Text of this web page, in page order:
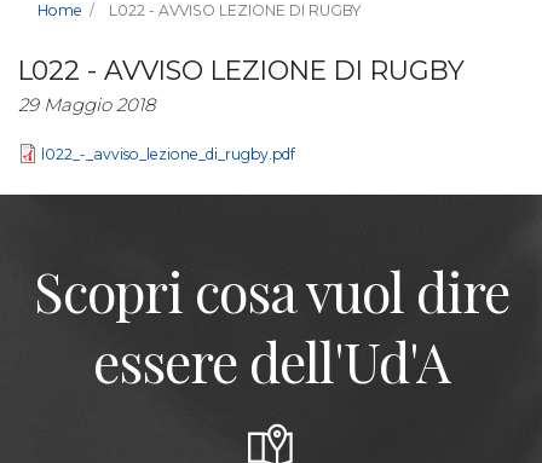
Home L022 - AVVISO LEZIONE DI RUGBY
L022 - AVVISO LEZIONE DI RUGBY
29 Maggio 2018
l022_-_avviso_lezione_di_rugby.pdf
Scopri cosa vuol dire
essere dell'Ud'A